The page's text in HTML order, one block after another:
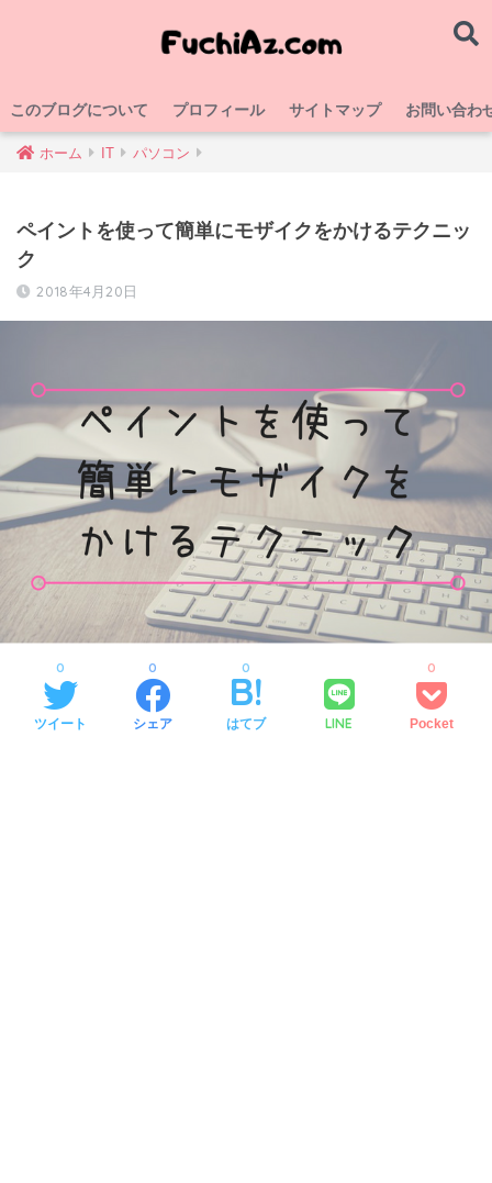
このブログについて プロフィール サイトマップ お問い合わ
ホーム IT パソコン
ペイントを使って簡単にモザイクをかけるテクニッ
ク
2018年4月20日
ツイート
0
シェア
0
はてブ
0
LINE Pocket
0